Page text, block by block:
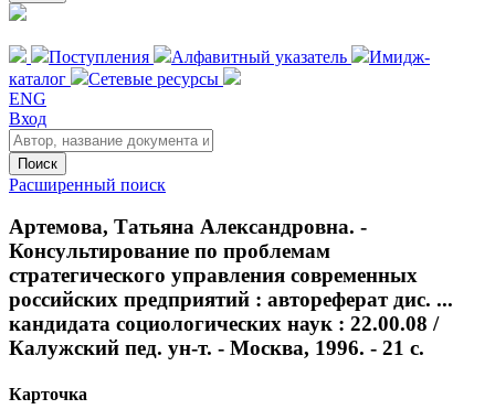
Поступления Алфавитный указатель
Имидж-
каталог
Сетевые ресурсы
ENG
Вход
Поиск
Расширенный поиск
Артемова, Татьяна Александровна. -
Консультирование по проблемам
стратегического управления современных
российских предприятий : автореферат дис. ...
кандидата социологических наук : 22.00.08 /
Калужский пед. ун-т. - Москва, 1996. - 21 с.
Карточка